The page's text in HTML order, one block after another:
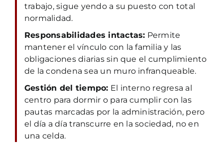
trabajo, sigue yendo a su puesto con total
normalidad.
Responsabilidades intactas: Permite
mantener el vínculo con la familia y las
obligaciones diarias sin que el cumplimiento
de la condena sea un muro infranqueable.
Gestión del tiempo: El interno regresa al
centro para dormir o para cumplir con las
pautas marcadas por la administración, pero
el día a día transcurre en la sociedad, no en
una celda.